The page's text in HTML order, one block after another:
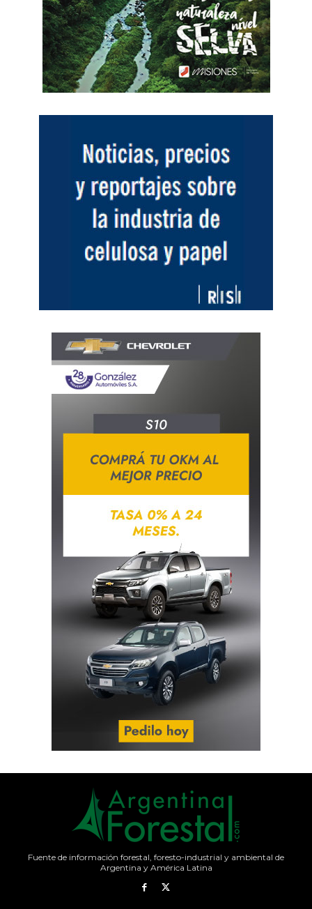
Fuente de información forestal, foresto-industrial y ambiental de
Argentina y América Latina